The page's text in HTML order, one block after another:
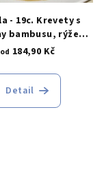
- 19c. Krevety s
bambusu, rýže
(pálivé)
od 184,90 Kč
Detail